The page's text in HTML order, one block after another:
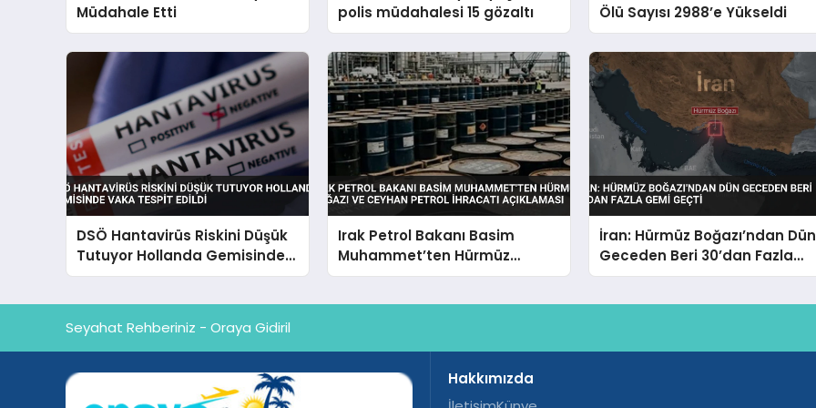
Müdahale Etti
polis müdahalesi 15 gözaltı
Ölü Sayısı 2988’e Yükseldi
DSÖ Hantavirüs Riskini Düşük
Tutuyor Hollanda Gemisinde
Vaka Tespit Edildi
Irak Petrol Bakanı Basim
Muhammet’ten Hürmüz
Boğazı ve Ceyhan Petrol
İran: Hürmüz Boğazı’ndan Dün
Geceden Beri 30’dan Fazla
Gemi Geçti
Seyahat Rehberiniz - Oraya Gidiril
Hakkımızda